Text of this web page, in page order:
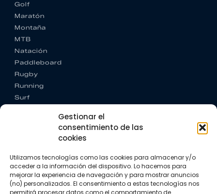
Gestionar el
consentimiento de las
cookies
Utilizamos tecnologías como las cookies para almacenar y/o
acceder a la información del dispositivo. Lo hacemos para
mejorar la experiencia de navegación y para mostrar anuncios
(no) personalizados. El consentimiento a estas tecnologías nos
permitirá procesar datos como el comportamiento de
Golf
Maratón
Montaña
MTB
Natación
Paddleboard
Rugby
Running
Surf
CONTACTO
+34 662 342 177
info@vkssport.com
SÍGUENOS